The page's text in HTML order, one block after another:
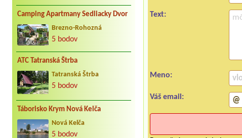
Camping Apartmany Sedliacky Dvor
Brezno-Rohozná
5 bodov
ATC Tatranská Štrba
Tatranská Štrba
5 bodov
Táborisko Krym Nová Kelča
Nová Kelča
5 bodov
Text:
Meno:
Váš email: